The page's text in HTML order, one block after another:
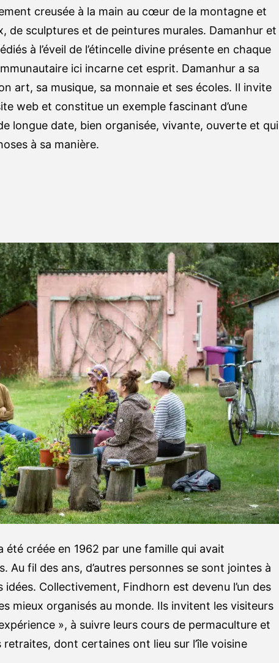
creusée à la main au cœur de la montagne et
de sculptures et de peintures murales. Damanhur et
à l’éveil de l’étincelle divine présente en chaque
ici incarne cet esprit. Damanhur a sa
art, sa musique, sa monnaie et ses écoles. Il invite
web et constitue un exemple fascinant d’une
longue date, bien organisée, vivante, ouverte et qui
à sa manière.
été créée en 1962 par une famille qui avait
Au fil des ans, d’autres personnes se sont jointes à
Collectivement, Findhorn est devenu l’un des
mieux organisés au monde. Ils invitent les visiteurs
», à suivre leurs cours de permaculture et
retraites, dont certaines ont lieu sur l’île voisine